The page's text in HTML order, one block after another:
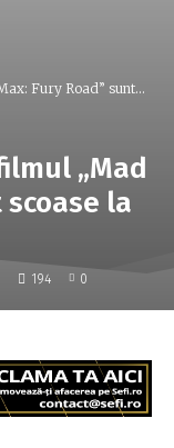
Fury Road” sunt...
„Mad
scoase la
194 0